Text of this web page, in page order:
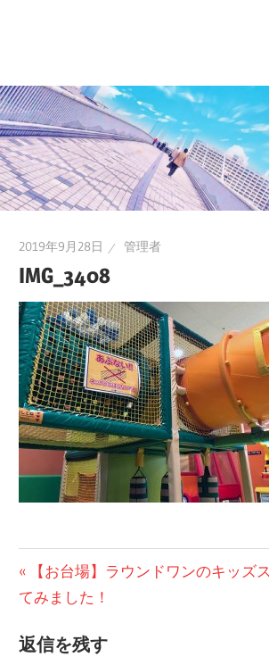
～
2019年9月28日 管理者
IMG_3408
投
稿
ナ
前
の
事:
【お台場】ラウンドワンのキッズ
てみました！
返信を残す